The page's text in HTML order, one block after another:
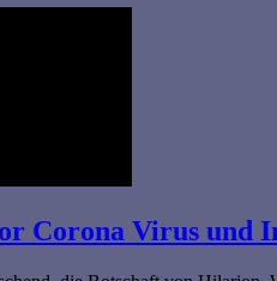
Corona Virus und